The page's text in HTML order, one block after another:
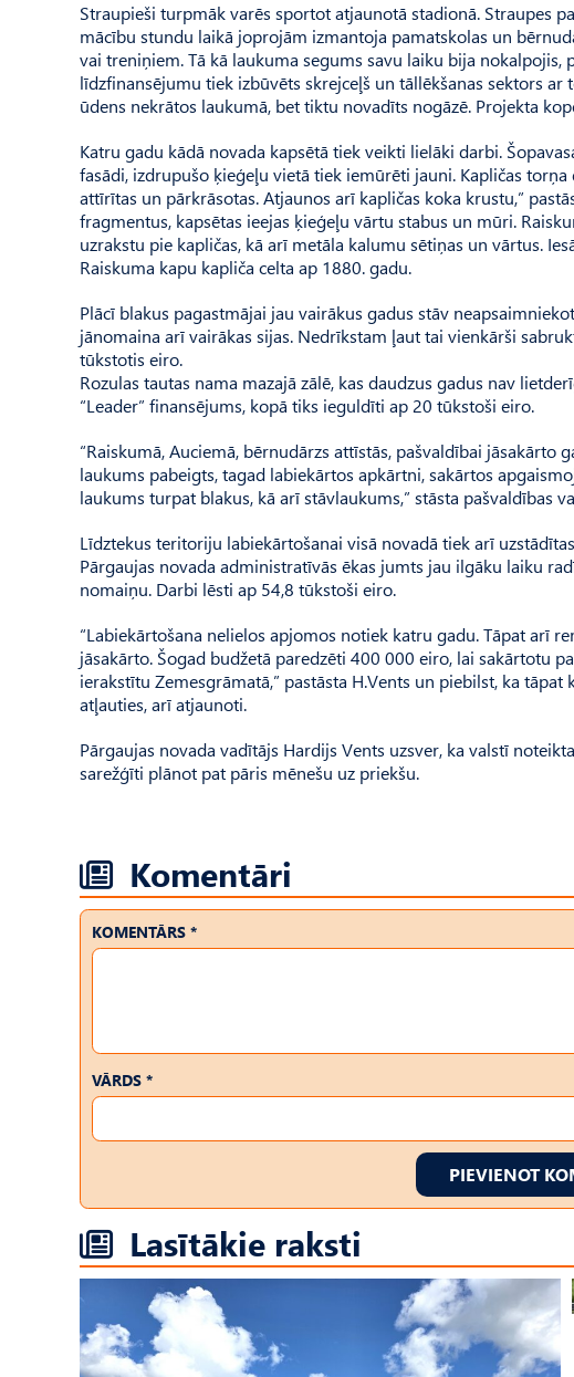
Straupieši turpmāk varēs sportot atjaunotā stadionā. Straupes
mācību stundu laikā joprojām izmantoja pamatskolas un
vai treniņiem. Tā kā laukuma segums savu laiku bija
līdzfinansējumu tiek izbūvēts skrejceļš un tāllēkšanas sektors
ūdens nekrātos laukumā, bet tiktu novadīts nogāzē. Projekta
Katru gadu kādā novada kapsētā tiek veikti lielāki darbi.
fasādi, izdrupušo ķieģeļu vietā tiek iemūrēti jauni. Kapličas
attīrītas un pārkrāsotas. Atjaunos arī kapličas koka krustu,”
fragmentus, kapsētas ieejas ķieģeļu vārtu stabus un mūri.
uzrakstu pie kapličas, kā arī metāla kalumu sētiņas un vārtus.
Raiskuma kapu kapliča celta ap 1880. gadu.
Plācī blakus pagastmājai jau vairākus gadus stāv
jānomaina arī vairākas sijas. Nedrīkstam ļaut tai vienkārši
tūkstotis eiro.
Rozulas tautas nama mazajā zālē, kas daudzus gadus nav
“Lea­der” finansējums, kopā tiks ieguldīti ap 20 tūkstoši eiro.
“Raiskumā, Auciemā, bērnudārzs attīstās, pašvaldībai
laukums pabeigts, tagad labiekārtos apkārtni, sakārtos
laukums turpat blakus, kā arī stāvlaukums,” stāsta pašvaldības
Līdztekus teritoriju labiekārtošanai visā novadā tiek arī
Pārgaujas novada administratīvās ēkas jumts jau ilgāku laiku
nomaiņu. Darbi lēsti ap 54,8 tūkstoši eiro.
“Labiekārtošana nelielos apjomos notiek katru gadu. Tāpat arī
jāsakārto. Šogad budžetā paredzēti 400 000 eiro, lai sakārtotu
ierakstītu Zemesgrāmatā,” pastāsta H.Vents un piebilst, ka
atļauties, arī atjaunoti.
Pārgaujas novada vadītājs Hardijs Vents uzsver, ka valstī
sarežģīti plānot pat pāris mēnešu uz priekšu.
Komentāri
KOMENTĀRS *
VĀRDS *
PIEVIENOT
Lasītākie raksti